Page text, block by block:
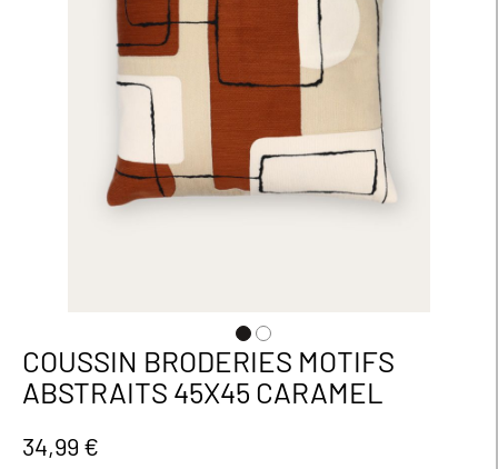
Passer
au
début
la
Galerie
COUSSIN BRODERIES MOTIFS
ABSTRAITS 45X45 CARAMEL
34,99 €